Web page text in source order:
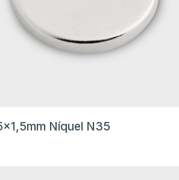
Níquel N35